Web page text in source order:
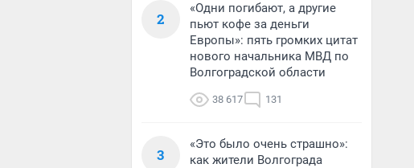
2
«Одни погибают, а другие
пьют кофе за деньги
Европы»: пять громких цитат
нового начальника МВД по
Волгоградской области
38 617 131
3
«Это было очень страшно»:
как жители Волгограда